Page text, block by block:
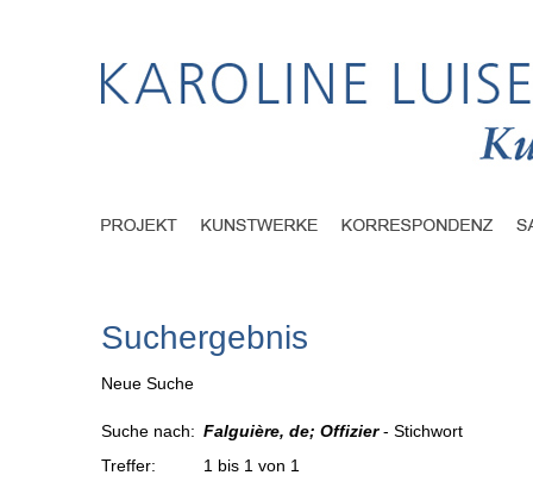
Suchergebnis
Neue Suche
Suche nach: Falguière, de; Offizier- Stichwort
Treffer:
1 bis 1 von 1